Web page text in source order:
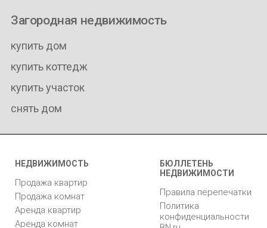
Загородная недвижимость
купить дом
купить коттедж
купить участок
снять дом
НЕДВИЖИМОСТЬ
Продажа квартир
Продажа комнат
Аренда квартир
Аренда комнат
БЮЛЛЕТЕНЬ
НЕДВИЖИМОСТИ
Правила перепечатки
Политика
конфиденциальности